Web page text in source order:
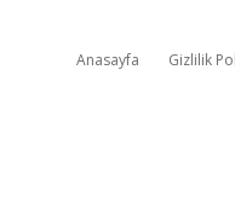
Anasayfa Gizlilik